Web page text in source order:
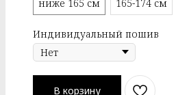
ниже 165 см
165-174 см
Индивидуальный пошив
В корзину